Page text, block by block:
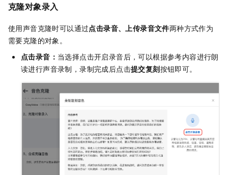
克隆对象录入
使用声音克隆时可以通过点击录音、上传录音文件两种方式作为
需要克隆的对象。
点击录音： 当选择点击开启录音后，可以根据参考内容进行朗
读进行声音录制，录制完成后点击提交复刻按钮即可。